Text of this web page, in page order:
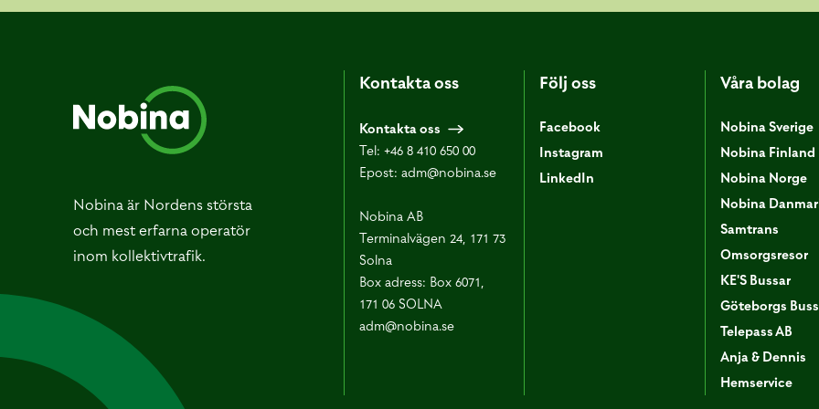
Nobina är Nordens största
och mest erfarna operatör
inom kollektivtrafik.
Kontakta oss
Kontakta oss
Tel: +46 8 410 650 00
Epost: adm@nobina.se
Nobina AB
Terminalvägen 24, 171 73
Solna
Box adress: Box 6071,
171 06 SOLNA
adm@nobina.se
Följ oss
Facebook
Instagram
LinkedIn
Våra bolag
Nobina Sverige
Nobina Finland
Nobina Norge
Nobina
Samtrans
Omsorgsresor
KE'S Bussar
Göteborgs Buss
Telepass AB
Anja & Dennis
Hemservice